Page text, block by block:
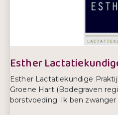
Esther
Esther Lactatiekundige
Groene Hart (Bodegraven
borstvoeding. Ik ben zwanger